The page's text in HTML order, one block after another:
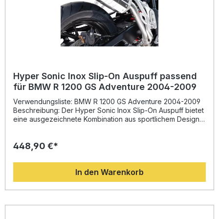
Halterungen Montagematerial und Zubehör
Hyper Sonic Inox Slip-On Auspuff passend
für BMW R 1200 GS Adventure 2004-2009
Verwendungsliste: BMW R 1200 GS Adventure 2004-2009
Beschreibung: Der Hyper Sonic Inox Slip-On Auspuff bietet
eine ausgezeichnete Kombination aus sportlichem Design,
Motorrad-Weltmeisterschaft, überzeugt dieser Edelstahl-
gegenüber der Serienanlage und eine optimierte
Leistungsentfaltung im gesamten Drehzahlbereich. Zudem
sorgt der charakteristische, kernige Sound für ein spürbar
dynamischeres Fahrerlebnis.Die strenge Herstellung nach
Sie dauerhaft profitieren. Dank Plug-and-Play-Montage ist
448,90 €*
In den Warenkorb